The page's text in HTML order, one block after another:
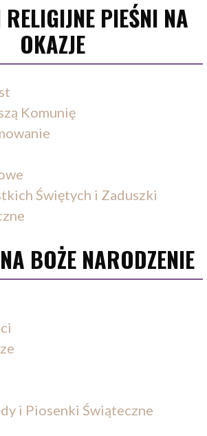
PIEŚNI NA
OKAZJE
Komunię
Świętych i Zaduszki
BOŻE NARODZENIE
i Piosenki Świąteczne